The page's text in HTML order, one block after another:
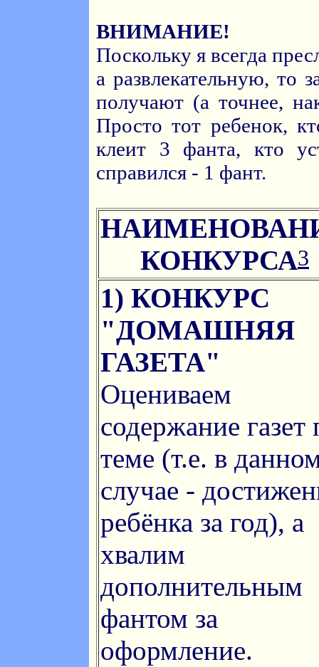
ВНИМАНИЕ!
Поскольку я всегда
а развлекательную, то
получают (а точнее,
Просто тот ребенок,
клеит 3 фанта, кто
справился - 1 фант.
КОНКУРСА3
1) КОНКУРС
"ДОМАШНЯЯ
ГАЗЕТА"
Оцениваем
содержание газет
теме (т.е. в
случае -
ребёнка за год), а
хвалим
дополнительным
фантом за
оформление.